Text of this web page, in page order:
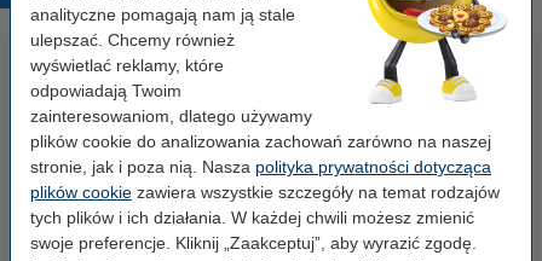
analityczne pomagają nam ją stale
ulepszać. Chcemy również
wyświetlać reklamy, które
odpowiadają Twoim
zainteresowaniom, dlatego używamy
plików cookie do analizowania zachowań zarówno na naszej
stronie, jak i poza nią. Nasza polityka prywatności dotycząca
plików cookie zawiera wszystkie szczegóły na temat rodzajów
tych plików i ich działania. W każdej chwili możesz zmienić
swoje preferencje. Kliknij „Zaakceptuj”, aby wyrazić zgodę.
Papier ksero A4 80 g/m2 (500
szt.), 123drukuj
Papier ksero A4 80 g/m2 (2500
szt.), 123drukuj (5 ryz)